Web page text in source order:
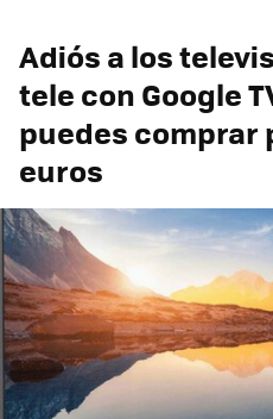
Adiós a los
tele con Google
puedes comprar
euros